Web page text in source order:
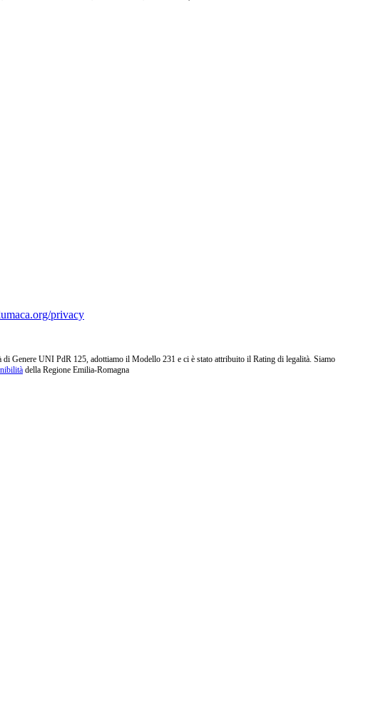
privacy
Genere UNI PdR 125, adottiamo il Modello 231 e ci è stato attribuito il Rating di legalità. Siamo
della Regione Emilia-Romagna